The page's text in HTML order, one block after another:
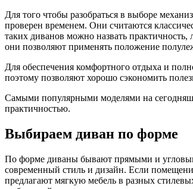
Для того чтобы разобраться в выборе
проверен временем. Они считаются
таких диванов можно назвать
они позволяют применять положение
Для обеспечения комфортного отдыха и
поэтому позволяют хорошо сэкономить
Самыми популярными моделями на
практичностью.
Выбираем диван по форме
По форме диваны бывают прямыми и
современный стиль и дизайн. Если
предлагают мягкую мебель в разных